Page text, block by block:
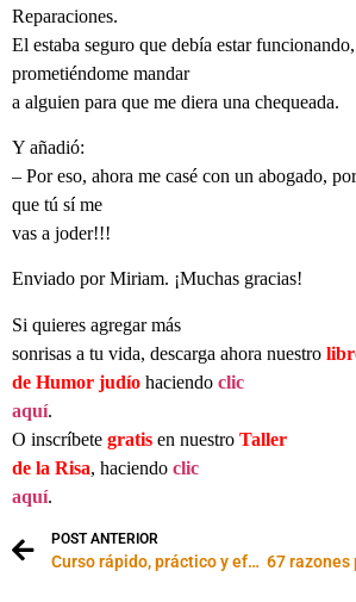
Reparaciones.
El estaba seguro que debía estar
prometiéndome mandar
a alguien para que me diera una chequeada.
Y añadió:
– Por eso, ahora me casé con un abogado,
que tú sí me
vas a joder!!!
Enviado por Miriam. ¡Muchas gracias!
Si quieres agregar más
sonrisas a tu vida, descarga ahora nuestro
de Humor judío haciendo clic
aquí.
O inscríbete gratis en nuestro Taller
de la Risa, haciendo clic
aquí.
POST ANTERIOR
Curso rápido, práctico y efectivo de comunicación